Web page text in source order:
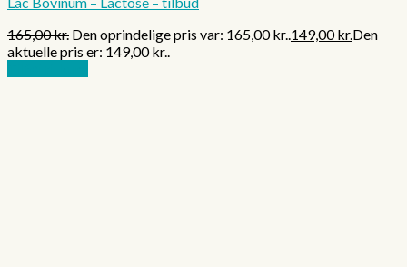
165,00kr. Den oprindelige pris var: 165,00 kr..149,00kr.Den
aktuelle pris er: 149,00 kr..